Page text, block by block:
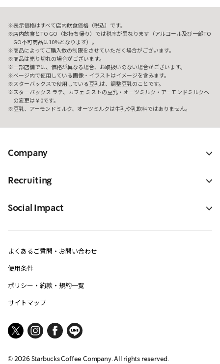
表示価格はすべて店内飲食価格（税込）です。
店内飲食とTO GO（お持ち帰り）では税率が異なります（アルコール及び一部TO
GO不可商品は10%となります）。
商品によってご購入数の制限をさせていただく場合がございます。
商品は売り切れの場合がございます。
一部店舗では、価格が異なる場合、お取扱いのない場合がございます。
ページ内で使用している画像・イラストはイメージを含みます。
スターバックスで使用している豆乳は、調整豆乳のことです。
スターバックス ラテ、カフェ ミストの豆乳・オーツミルク・アーモンドミルクへ
の変更は￥0です。
豆乳、アーモンドミルク、オーツミルクは牛乳や乳飲料ではありません。
Company
Recruiting
Social Impact
よくあるご質問・お問い合わせ
使用条件
ポリシー・約款・規約一覧
サイトマップ
© 2026Starbucks Coffee Company. All rights reserved.